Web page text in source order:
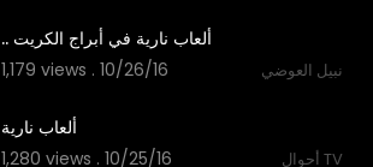
1,179 views . 10/26/16
نبيل العوضي
1,280 views . 10/25/16
أحوال TV